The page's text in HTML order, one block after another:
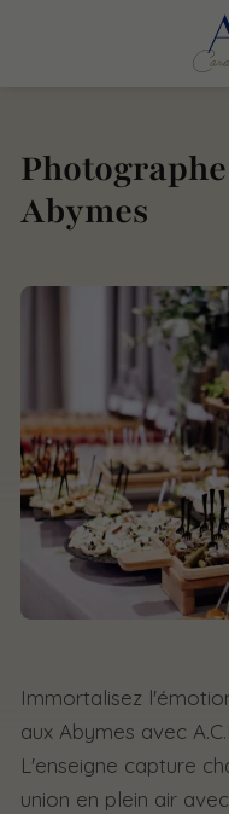
Abymes
Immortalisez
aux Abymes avec
L'enseigne capture
union en plein air